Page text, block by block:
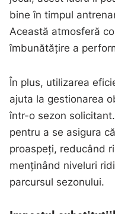
bine în timpul
Această atmosferă
îmbunătățire a
În plus, utilizarea
ajuta la gestionarea
într-o sezon
pentru a se asigura
proaspeți, reducând
menținând niveluri
parcursul sezonului.